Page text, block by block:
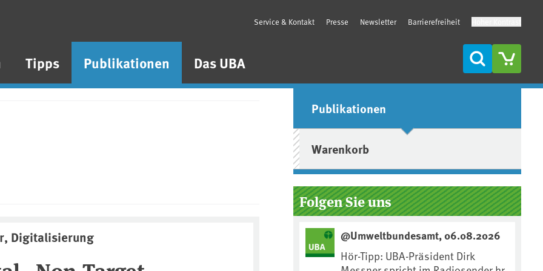
Tipps Publikationen Das UBA
Service & Kontakt Presse Newsletter Barrierefreiheit
Suche
Digitalisierung
Seitenleiste
Publikationen
Warenkorb
Folgen Sie uns
@Umweltbundesamt, 06.08.2026
Hör-Tipp: UBA-Präsident Dirk